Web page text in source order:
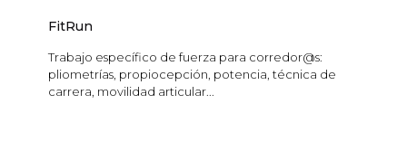
FitRun
Trabajo específico de fuerza para corredor@s:
pliometrías, propiocepción, potencia, técnica de
carrera, movilidad articular...